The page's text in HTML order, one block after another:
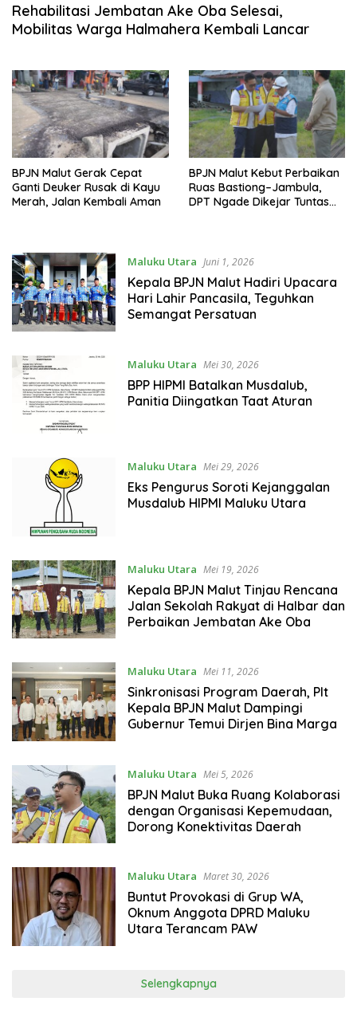
Rehabilitasi Jembatan Ake Oba Selesai,
Mobilitas Warga Halmahera Kembali Lancar
BPJN Malut Gerak Cepat
Ganti Deuker Rusak di Kayu
Merah, Jalan Kembali Aman
BPJN Malut Kebut Perbaikan
Ruas Bastiong–Jambula,
DPT Ngade Dikejar Tuntas
Maluku Utara Juni 1, 2026
Kepala BPJN Malut Hadiri Upacara
Hari Lahir Pancasila, Teguhkan
Semangat Persatuan
Maluku Utara Mei 30, 2026
BPP HIPMI Batalkan Musdalub,
Panitia Diingatkan Taat Aturan
Maluku Utara Mei 29, 2026
Eks Pengurus Soroti Kejanggalan
Musdalub HIPMI Maluku Utara
Maluku Utara Mei 19, 2026
Kepala BPJN Malut Tinjau Rencana
Jalan Sekolah Rakyat di Halbar dan
Perbaikan Jembatan Ake Oba
Maluku Utara Mei 11, 2026
Sinkronisasi Program Daerah, Plt
Kepala BPJN Malut Dampingi
Gubernur Temui Dirjen Bina Marga
Maluku Utara Mei 5, 2026
BPJN Malut Buka Ruang Kolaborasi
dengan Organisasi Kepemudaan,
Dorong Konektivitas Daerah
Maluku Utara Maret 30, 2026
Buntut Provokasi di Grup WA,
Oknum Anggota DPRD Maluku
Utara Terancam PAW
Selengkapnya